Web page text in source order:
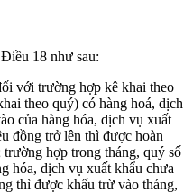
18 như sau:
với trường hợp kê khai theo
theo quý) có hàng hoá, dịch
của hàng hóa, dịch vụ xuất
đồng trở lên thì được hoàn
hợp trong tháng, quý số
hóa, dịch vụ xuất khẩu chưa
thì được khấu trừ vào tháng,